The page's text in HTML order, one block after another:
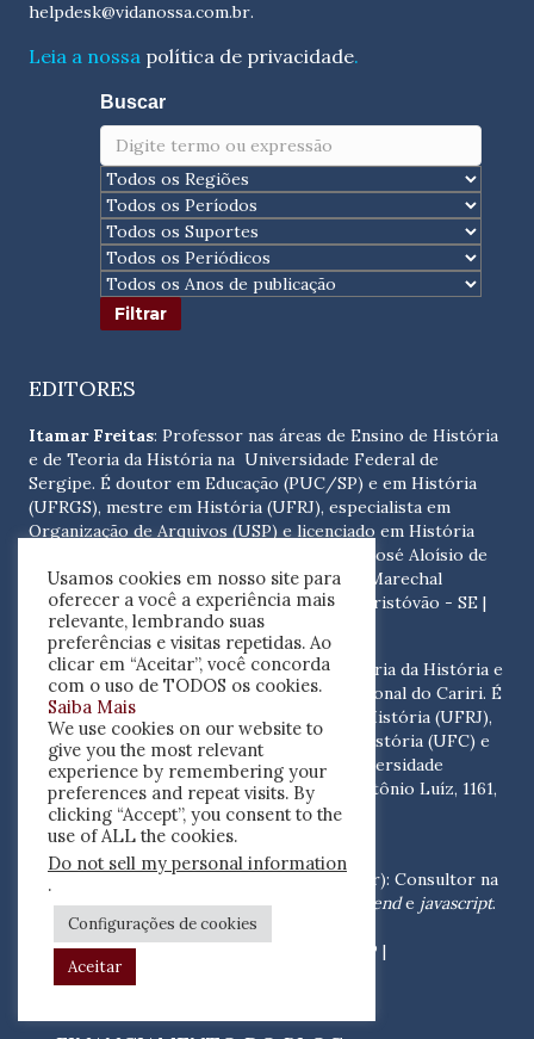
helpdesk@vidanossa.com.br.
Leia a nossa política de privacidade.
Buscar
EDITORES
Itamar Freitas: Professor nas áreas de Ensino de História
e de Teoria da História na Universidade Federal de
Sergipe. É doutor em Educação (PUC/SP) e em História
(UFRGS), mestre em História (UFRJ), especialista em
Organização de Arquivos (USP) e licenciado em História
Cidade Universitária Prof. José Aloísio de
Campos. Bloco Departamental I, sala 9, Av. Marechal
Rondon, S/N - Rosa Elze, 49100-000 São Cristóvão - SE |
contato@resenhacritica.com.br
Jane Semeão: Professora nas áreas de Teoria da História e
de Ensino de História na Universidade Regional do Cariri. É
doutora em História (UFRGS), mestre em História (UFRJ),
especialista em Teoria e Metodologia da HIstória (UFC) e
licenciada em História (UFC). Contato:
Universidade
Regional do Cariri - URCA. Rua Coronel Antônio Luíz, 1161,
Pimenta, 63105 -010 Crato - CE|
contato@resenhacritica.com.br
Antonio Lima Gally Neto
(Gally Developer): Consultor na
área de Informática e especialista em
front ende javascript.
Contato: Rua Bruna, 332,
Chacara Mafalda, 03370-000, São Paulo - SP |
antonio.gally@gmail.com
Usamos cookies em nosso site para
oferecer a você a experiência mais
relevante, lembrando suas
preferências e visitas repetidas. Ao
clicar em “Aceitar”, você concorda
com o uso de TODOS os cookies.
Saiba Mais
We use cookies on our website to
give you the most relevant
experience by remembering your
preferences and repeat visits. By
clicking “Accept”, you consent to the
use of ALL the cookies.
Do not sell my personal information
.
Configurações de cookies
Aceitar